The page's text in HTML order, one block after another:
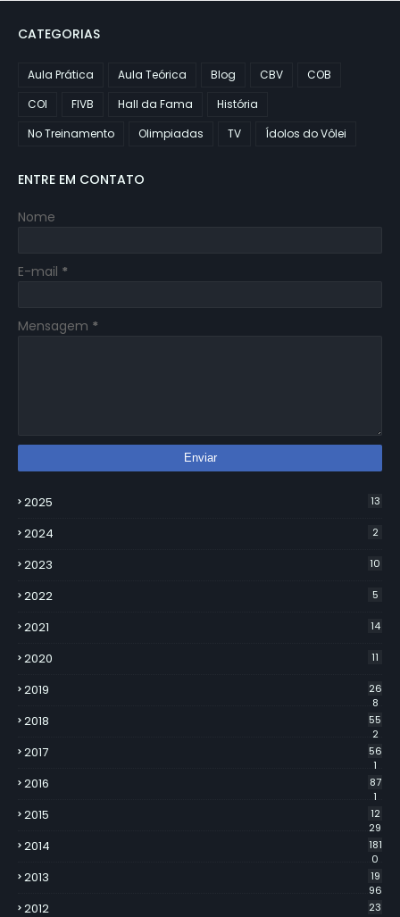
CATEGORIAS
Aula Prática Aula Teórica Blog CBV
COB
COI
FIVB Hall da Fama
História
No Treinamento
Olimpiadas TV Ídolos do Vôlei
ENTRE EM CONTATO
Nome
E-mail *
Mensagem *
2025 13
2024 2
2023 10
2022 5
2021 14
2020 11
2019
26
8
2018
55
2
2017
56
1
2016
87
1
2015
12
29
2014
181
0
2013
19
96
2012
23